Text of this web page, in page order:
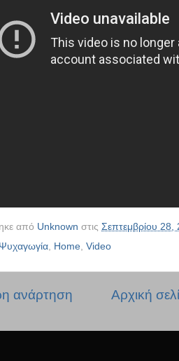
από Unknown στις Σεπτεμβρίου 28,
Ψυχαγωγία Home Video
ανάρτηση Αρχική